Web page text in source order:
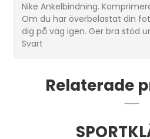
Nike Ankelbindning.
Om du har överbelastat din
dig på väg igen. Ger bra stöd
Svart
Relaterade